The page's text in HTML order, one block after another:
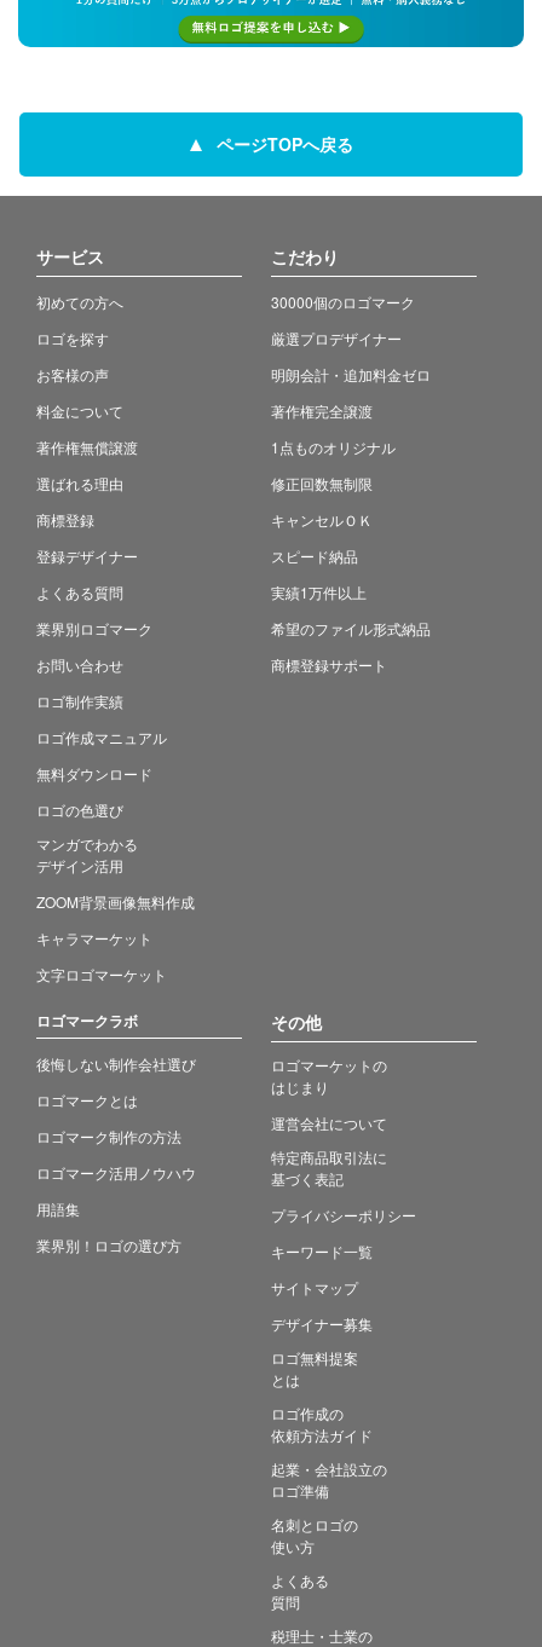
ページTOPへ戻る
サービス
初めての方へ
ロゴを探す
お客様の声
料金について
著作権無償譲渡
選ばれる理由
商標登録
登録デザイナー
よくある質問
業界別ロゴマーク
お問い合わせ
ロゴ制作実績
ロゴ作成マニュアル
無料ダウンロード
ロゴの色選び
マンガでわかる
デザイン活用
ZOOM背景画像無料作成
キャラマーケット
文字ロゴマーケット
こだわり
30000個のロゴマーク
厳選プロデザイナー
明朗会計・追加料金ゼロ
著作権完全譲渡
1点ものオリジナル
修正回数無制限
キャンセルＯＫ
スピード納品
実績1万件以上
希望のファイル形式納品
商標登録サポート
ロゴマークラボ
後悔しない制作会社選び
ロゴマークとは
ロゴマーク制作の方法
ロゴマーク活用ノウハウ
用語集
業界別！ロゴの選び方
その他
ロゴマーケットの
はじまり
運営会社について
特定商品取引法に
基づく表記
プライバシーポリシー
キーワード一覧
サイトマップ
デザイナー募集
ロゴ無料提案
とは
ロゴ作成の
依頼方法ガイド
起業・会社設立の
ロゴ準備
名刺とロゴの
使い方
よくある
質問
税理士・士業の